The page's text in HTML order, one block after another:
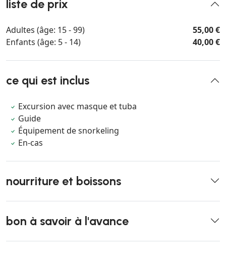
liste de prix
Adultes (âge: 15 - 99)
55,00 €
Enfants (âge: 5 - 14)
40,00 €
ce qui est inclus
Excursion avec masque et tuba
Guide
Équipement de snorkeling
En-cas
nourriture et boissons
bon à savoir à l'avance